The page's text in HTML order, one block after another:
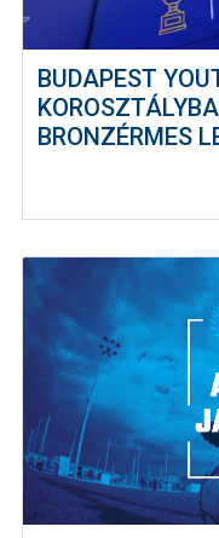
BUDAPEST
BRONZÉRMES